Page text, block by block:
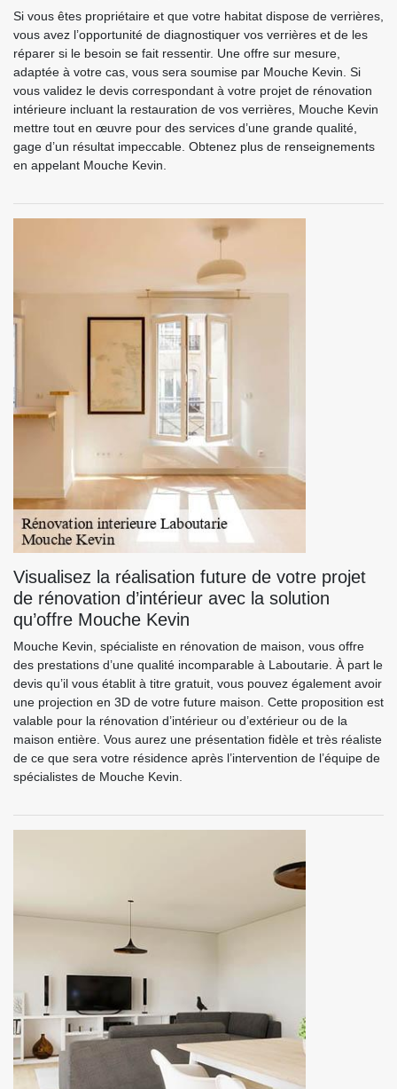
Si vous êtes propriétaire et que votre habitat dispose de verrières,
vous avez l’opportunité de diagnostiquer vos verrières et de les
réparer si le besoin se fait ressentir. Une offre sur mesure,
adaptée à votre cas, vous sera soumise par Mouche Kevin. Si
vous validez le devis correspondant à votre projet de rénovation
intérieure incluant la restauration de vos verrières, Mouche Kevin
mettre tout en œuvre pour des services d’une grande qualité,
gage d’un résultat impeccable. Obtenez plus de renseignements
en appelant Mouche Kevin.
Visualisez la réalisation future de votre projet
de rénovation d’intérieur avec la solution
qu’offre Mouche Kevin
Mouche Kevin, spécialiste en rénovation de maison, vous offre
des prestations d’une qualité incomparable à Laboutarie. À part le
devis qu’il vous établit à titre gratuit, vous pouvez également avoir
une projection en 3D de votre future maison. Cette proposition est
valable pour la rénovation d’intérieur ou d’extérieur ou de la
maison entière. Vous aurez une présentation fidèle et très réaliste
de ce que sera votre résidence après l’intervention de l’équipe de
spécialistes de Mouche Kevin.